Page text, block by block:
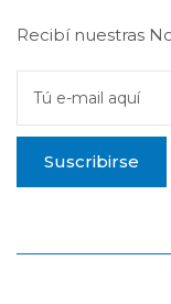
Recibí nuestras
Tú e-mail aquí
Suscribirse